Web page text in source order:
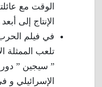
الوقت مع
الإنتاج إلى
تلعب الممثلة
” سيجين ”
الإسرائيلي و